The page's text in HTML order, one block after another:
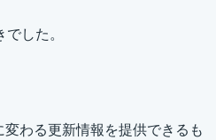
した。
わる更新情報を提供できるも